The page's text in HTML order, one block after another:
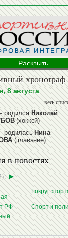
Раскрыть
хронограф
8 августа
весь
родилсяНиколай
(хоккей)
родиласьНина
(плавание)
родиласьРавиля
(САЛИМОВА)
родилсяНиколай
(гребля на
родилсяЮрий
читать
в новостях
Вокруг
РФ
Спорт и